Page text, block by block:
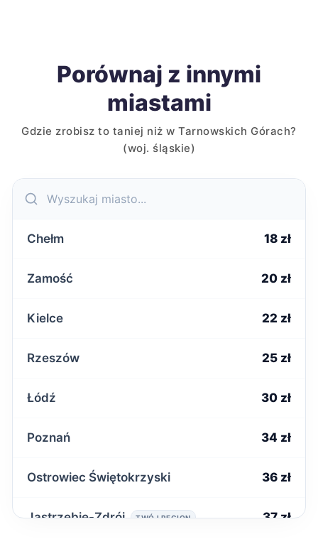
Porównaj z innymi
miastami
Gdzie zrobisz to taniej niż w Tarnowskich Górach?
(woj. śląskie)
Chełm 18 zł
Zamość 20 zł
Kielce 22 zł
Rzeszów 25 zł
Łódź 30 zł
Poznań 34 zł
Ostrowiec Świętokrzyski 36 zł
Jastrzębie-Zdrój TWÓJ REGION 37 zł